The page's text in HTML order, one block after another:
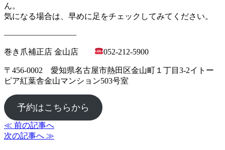
ん。
気になる場合は、早めに足をチェックしてみてください。
―――――――――
巻き爪補正店 金山店 052-212-5900
〒456-0002 愛知県名古屋市熱田区金山町１丁目3-2イトー
ピア紅葉舎金山マンション503号室
予約はこちらから
≪ 前の記事へ
次の記事へ ≫